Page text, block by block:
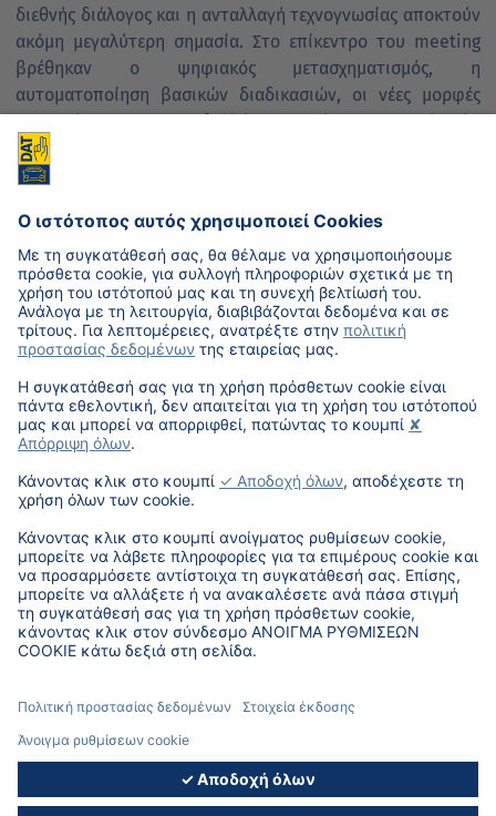
διεθνής διάλογος και η ανταλλαγή τεχνογνωσίας αποκτούν
ακόμη μεγαλύτερη σημασία. Στο επίκεντρο του meeting
βρέθηκαν ο ψηφιακός μετασχηματισμός, η
αυτοματοποίηση βασικών διαδικασιών, οι νέες μορφές
κινητικότητας, οι μεταβαλλόμενες ανάγκες των πελατών
και οι καινοτομίες που αναπτύσσονται σε επίπεδο
προϊόντων και υπηρεσιών από την DAT Group. Η
ιδιαίτερα σημαντική στιγμή για τη DAT Hellas και
επιβεβαιώνει τον ενεργό της ρόλο στο διεθνές δίκτυο του
ομίλου.
Είμαστε υπερήφανοι που η Ελλάδα αποτέλεσε φέτος το
σημείο συνάντησης αυτού του σημαντικού διεθνούς
διαλόγου και που η διοργάνωση ολοκληρώθηκε με
απόλυτη επιτυχία, ενισχύοντας ακόμη περισσότερο τους
δεσμούς συνεργασίας, γνώσης και κοινής εξέλιξης σε όλο
© 2026, DAT Hellas - Version 5.11.09